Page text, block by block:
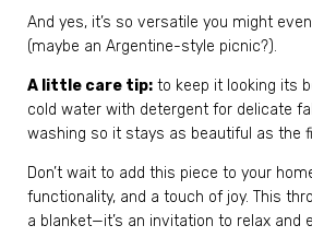
And yes, it’s so versatile you might
(maybe an Argentine-style picnic?).
A little care tip: to keep it looking its
cold water with detergent for delicate
washing so it stays as beautiful as the
Don’t wait to add this piece to your
functionality, and a touch of joy. This
a blanket—it’s an invitation to relax and